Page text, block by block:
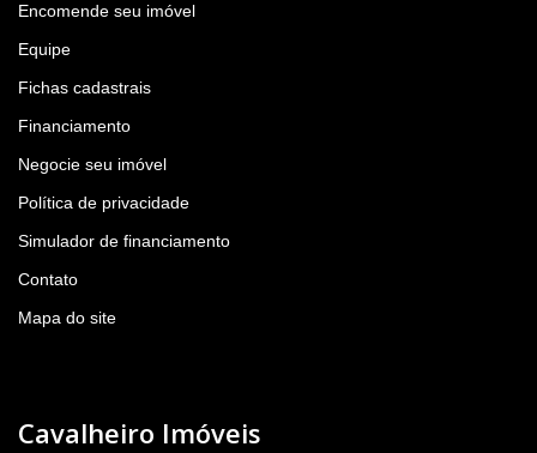
Encomende seu imóvel
Equipe
Fichas cadastrais
Financiamento
Negocie seu imóvel
Política de privacidade
Simulador de financiamento
Contato
Mapa do site
Cavalheiro Imóveis